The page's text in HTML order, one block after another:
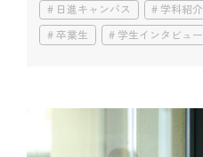
日進キャンパス 学科紹介
卒業生
学生インタビュー